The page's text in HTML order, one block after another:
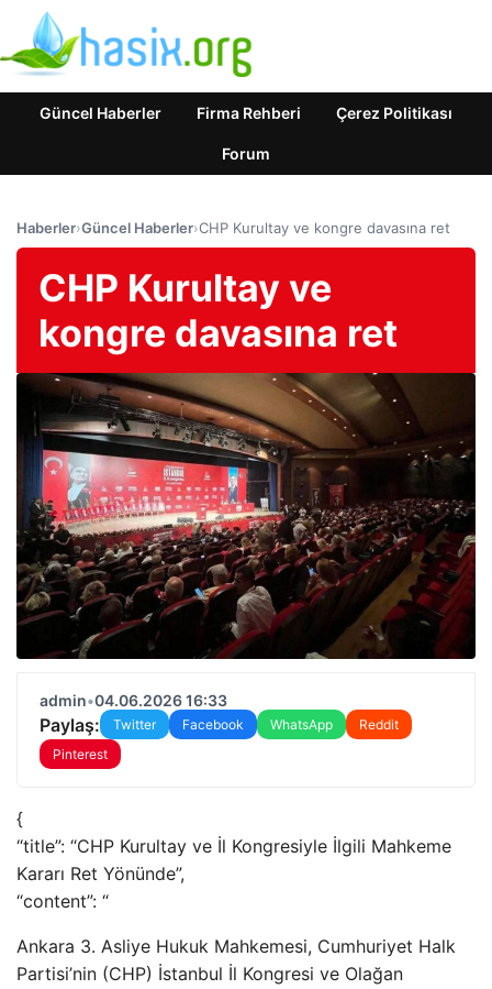
Güncel Haberler Firma Rehberi Çerez Politikası
Forum
Haberler›Güncel Haberler›CHP Kurultay ve kongre davasına ret
CHP Kurultay ve
kongre davasına ret
admin•04.06.2026 16:33
Paylaş: Twitter Facebook WhatsApp
Reddit
Pinterest
{
“title”: “CHP Kurultay ve İl Kongresiyle İlgili Mahkeme
Kararı Ret Yönünde”,
“content”: “
Ankara 3. Asliye Hukuk Mahkemesi, Cumhuriyet Halk
Partisi’nin (CHP) İstanbul İl Kongresi ve Olağan